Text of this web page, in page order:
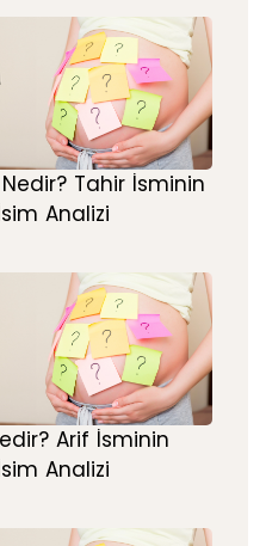
Tahir İsminin
Analizi
Arif İsminin
Analizi